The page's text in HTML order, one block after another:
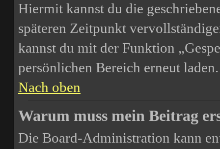
Hiermit kannst du die
späteren Zeitpunkt
kannst du mit der Funktion
persönlichen Bereich erneut laden.
Nach oben
Warum muss mein Beitrag
Die Board-Administration kann